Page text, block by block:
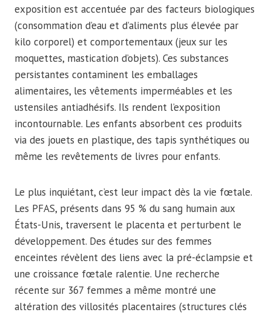
exposition est accentuée par des facteurs biologiques
(consommation d’eau et d’aliments plus élevée par
kilo corporel) et comportementaux (jeux sur les
moquettes, mastication d’objets). Ces substances
persistantes contaminent les emballages
alimentaires, les vêtements imperméables et les
ustensiles antiadhésifs. Ils rendent l’exposition
incontournable. Les enfants absorbent ces produits
via des jouets en plastique, des tapis synthétiques ou
même les revêtements de livres pour enfants.
Le plus inquiétant, c’est leur impact dès la vie fœtale.
Les PFAS, présents dans 95 % du sang humain aux
États-Unis, traversent le placenta et perturbent le
développement. Des études sur des femmes
enceintes révèlent des liens avec la pré-éclampsie et
une croissance fœtale ralentie. Une recherche
récente sur 367 femmes a même montré une
altération des villosités placentaires (structures clés